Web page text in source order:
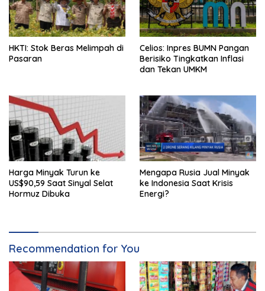
HKTI: Stok Beras Melimpah di
Pasaran
Celios: Inpres BUMN Pangan
Berisiko Tingkatkan Inflasi
dan Tekan UMKM
Harga Minyak Turun ke
US$90,59 Saat Sinyal Selat
Hormuz Dibuka
Mengapa Rusia Jual Minyak
ke Indonesia Saat Krisis
Energi?
Recommendation for You